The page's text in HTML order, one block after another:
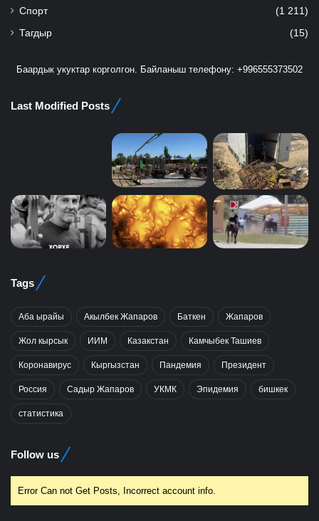
Спорт (1 211)
Тагдыр (15)
Баардык укуктар корголгон. Байланыш телефону: +996555373502
Last Modified Posts
Tags
Аба ырайы Акылбек Жапаров Баткен Жапаров
Жол кырсык ИИМ Казакстан Камчыбек Ташиев
Коронавирус Кыргызстан Пандемия Президент
Россия Садыр Жапаров УКМК Эпидемия бишкек
статистика
Follow us
Error Can not Get Posts, Incorrect account info.